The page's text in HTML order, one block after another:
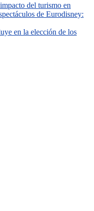
del turismo en
de Eurodisney:
en la elección de los